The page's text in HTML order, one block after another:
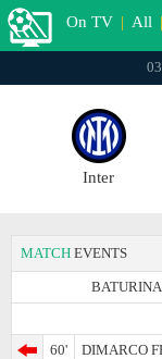
On TV | All |
Inter
MATCH EVENTS
60'
DIMARCO